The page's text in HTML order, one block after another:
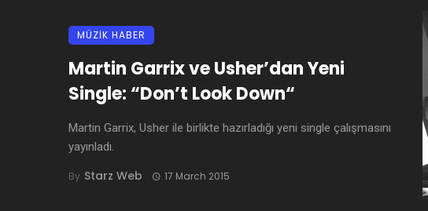
MÜZİK HABER
Martin Garrix ve Usher’dan Yeni
Single: “Don’t Look Down“
Martin Garrix, Usher ile birlikte hazırladığı yeni single çalışmasını
yayınladı.
By Starz Web 17 March 2015